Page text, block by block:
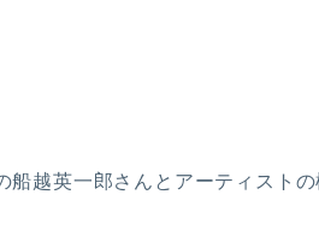
船越英一郎さんとアーティスト